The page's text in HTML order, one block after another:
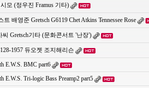
모 (정우진 Framus 기타)
배영준 Gretsch G6119 Chet Atkins Tennessee Rose
Gretsch기타 (문화콘서트 '난장')
1957 듀오젯 조지해리슨
E.W.S. BMC part6
E.W.S. Tri-logic Bass Preamp2 part5